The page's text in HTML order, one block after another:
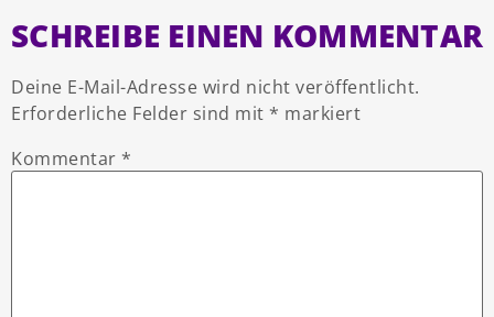
SCHREIBE EINEN KOMMENTAR
Deine E-Mail-Adresse wird nicht veröffentlicht.
Erforderliche Felder sind mit * markiert
Kommentar *